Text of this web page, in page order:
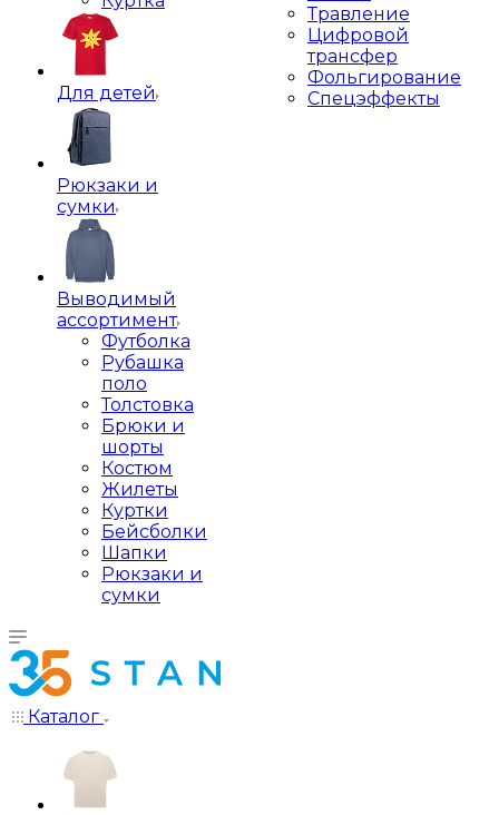
Для детей
Рюкзаки и
сумки
Выводимый
ассортимент
Футболка
Рубашка
поло
Толстовка
Брюки и
шорты
Костюм
Жилеты
Куртки
Бейсболки
Шапки
Рюкзаки и
сумки
Травление
Цифровой
трансфер
Фольгирование
Спецэффекты
Каталог